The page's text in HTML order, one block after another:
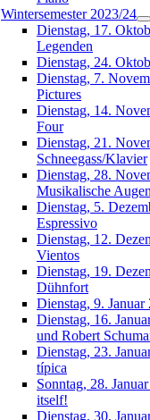
Wintersemester 2023/24
Dienstag, 17.
Legenden
Dienstag, 24.
Dienstag, 7.
Pictures
Dienstag, 14.
Four
Dienstag, 21.
Schneegass/Klavier
Dienstag, 28.
Musikalische
Dienstag, 5.
Espressivo
Dienstag, 12.
Vientos
Dienstag, 19.
Dühnfort
Dienstag, 9.
Dienstag, 16.
und Robert
Dienstag, 23.
típica
Sonntag, 28.
itself!
Dienstag, 30.